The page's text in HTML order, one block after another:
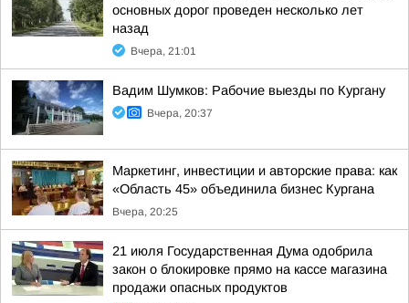
основных дорог проведен несколько лет
назад
Вчера, 21:01
Вадим Шумков: Рабочие выезды по Кургану
Вчера, 20:37
Маркетинг, инвестиции и авторские права: как
«Область 45» объединила бизнес Кургана
Вчера, 20:25
21 июля Государственная Дума одобрила
закон о блокировке прямо на кассе магазина
продажи опасных продуктов